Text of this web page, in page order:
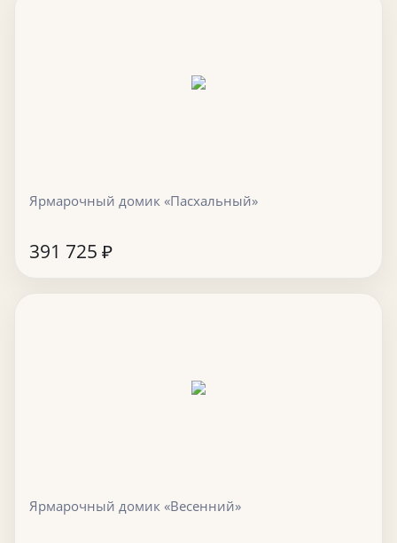
Ярмарочный домик «Пасхальный»
391 725 ₽
Ярмарочный домик «Весенний»